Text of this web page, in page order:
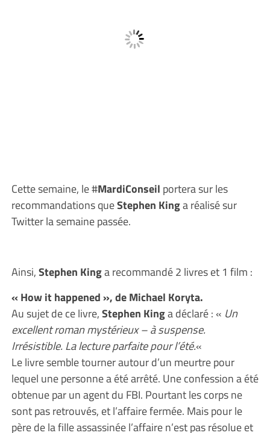
Cette semaine, le #MardiConseil portera sur les
recommandations queStephen Kinga réalisé sur
Twitter la semaine passée.
Ainsi,Stephen Kinga recommandé 2 livres et 1 film :
« How it happened », de Michael Koryta.
Au sujet de ce livre,Stephen Kinga déclaré : « Un
excellent roman mystérieux – à suspense.
Irrésistible. La lecture parfaite pour l’été.«
Le livre semble tourner autour d’un meurtre pour
lequel une personne a été arrêté. Une confession a été
obtenue par un agent du FBI. Pourtant les corps ne
sont pas retrouvés, et l’affaire fermée. Mais pour le
père de la fille assassinée l’affaire n’est pas résolue et